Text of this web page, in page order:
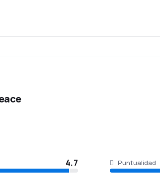
4.7 Puntualidad